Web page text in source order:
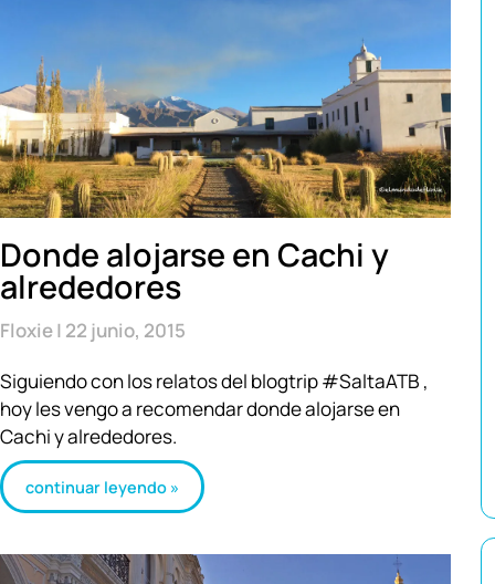
Donde alojarse en Cachi y
alrededores
Floxie 22 junio, 2015
Siguiendo con los relatos del blogtrip #SaltaATB ,
hoy les vengo a recomendar donde alojarse en
Cachi y alrededores.
continuar leyendo »